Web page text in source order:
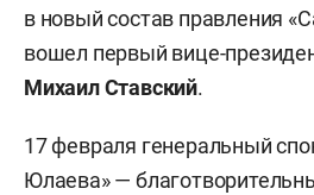
в новый состав правления
вошел первый вице-
Михаил Ставский.
17 февраля генеральный
Юлаева» —